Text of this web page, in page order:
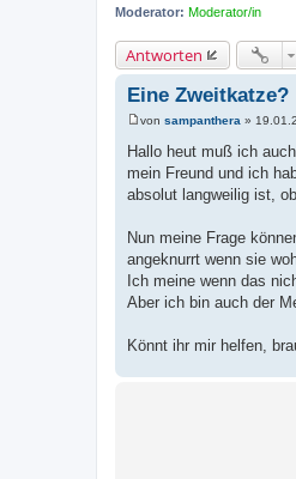
Moderator: Moderator/in
Antworten
Eine Zweitkatze?
e
i
t
a
von sampanthera »
Hallo heut muß ich
mein Freund und ich
absolut langweilig ist,
Nun meine Frage
angeknurrt wenn sie
Ich meine wenn das
Aber ich bin auch der
Könnt ihr mir helfen,